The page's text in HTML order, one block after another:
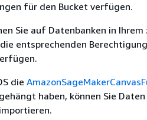
für den Bucket verfügen.
Sie auf Datenbanken in
entsprechenden
die
haben, können Sie